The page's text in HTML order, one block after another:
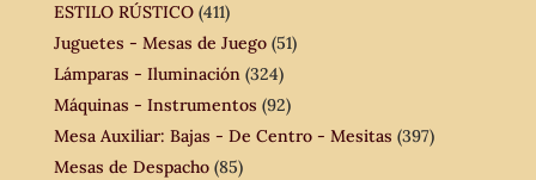
ESTILO RÚSTICO (411)
Juguetes - Mesas de Juego (51)
Lámparas - Iluminación (324)
Máquinas - Instrumentos (92)
Mesa Auxiliar: Bajas - De Centro - Mesitas (397)
Mesas de Despacho (85)